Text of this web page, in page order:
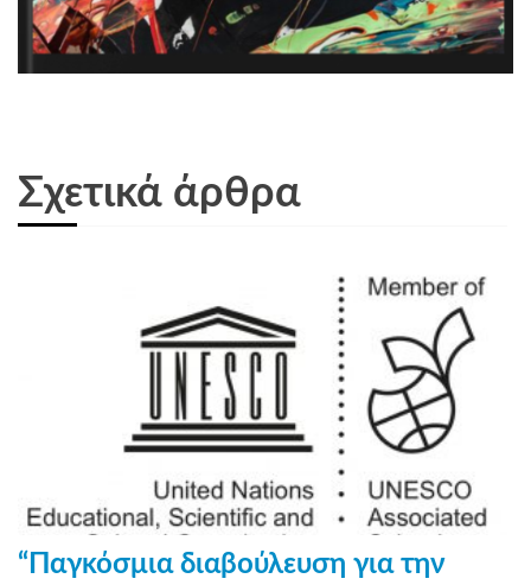
Σχετικά άρθρα
“Παγκόσμια διαβούλευση για την